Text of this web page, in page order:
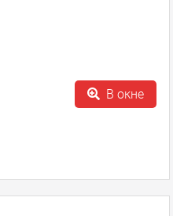
В окне